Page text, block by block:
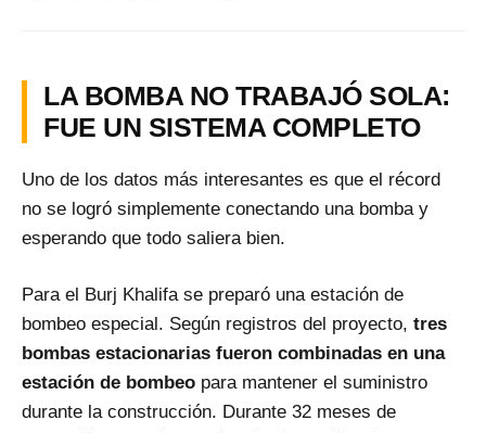
LA BOMBA NO TRABAJÓ SOLA:
FUE UN SISTEMA COMPLETO
Uno de los datos más interesantes es que el récord
no se logró simplemente conectando una bomba y
esperando que todo saliera bien.
Para el Burj Khalifa se preparó una estación de
bombeo especial. Según registros del proyecto, tres
bombas estacionarias fueron combinadas en una
estación de bombeo para mantener el suministro
durante la construcción. Durante 32 meses de